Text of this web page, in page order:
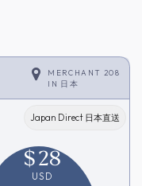
MERCHANT 208
IN 日本
Japan Direct 日本直送
$28
USD